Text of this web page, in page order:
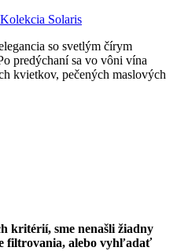
Kolekcia Solaris
so svetlým čírym
predýchaní sa vo vôni vína
kvietkov, pečených maslových
kritérií, sme nenašli žiadny
filtrovania, alebo vyhľadať